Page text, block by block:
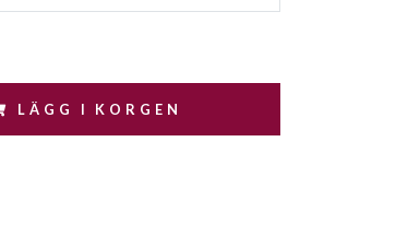
LÄGG I KORGEN